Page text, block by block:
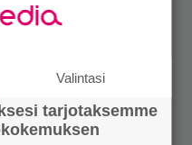
Valintasi
tarjotaksemme